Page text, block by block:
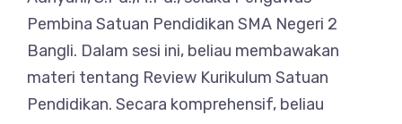
Pembina Satuan Pendidikan SMA Negeri 2
Bangli. Dalam sesi ini, beliau membawakan
materi tentang Review Kurikulum Satuan
Pendidikan. Secara komprehensif, beliau